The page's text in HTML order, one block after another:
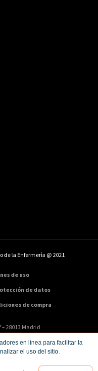
en línea para facilitar la
el uso del sitio.
de la Enfermería @ 2021
de uso
de datos
de compra
– 28013 Madrid
info@fuden.es